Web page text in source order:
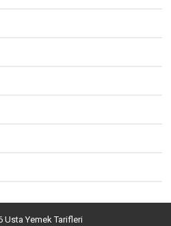
Usta Yemek Tarifleri